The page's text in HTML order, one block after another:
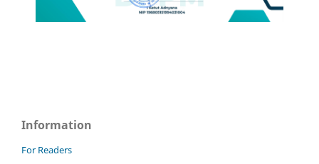
Information
For Readers